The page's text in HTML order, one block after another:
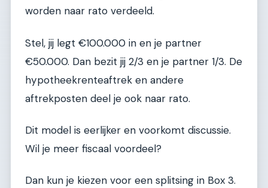
worden naar rato verdeeld.
Stel, jij legt €100.000 in en je partner
€50.000. Dan bezit jij 2/3 en je partner 1/3. De
hypotheekrenteaftrek en andere
aftrekposten deel je ook naar rato.
Dit model is eerlijker en voorkomt discussie.
Wil je meer fiscaal voordeel?
Dan kun je kiezen voor een splitsing in Box 3.